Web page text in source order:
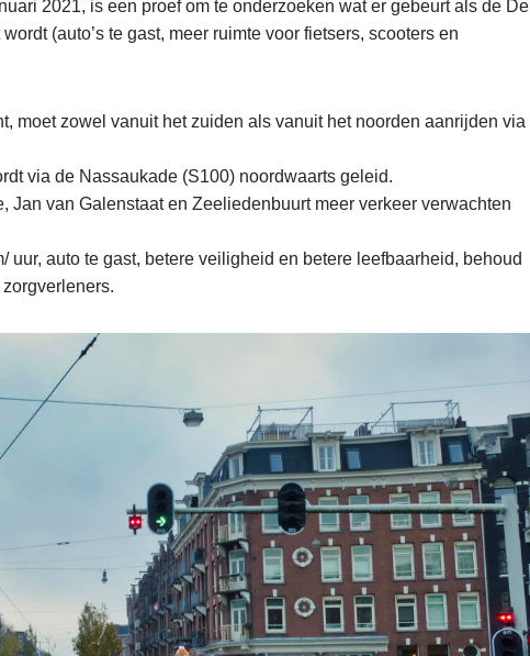
2021, is een proef om te onderzoeken wat er gebeurt als de De
(auto’s te gast, meer ruimte voor fietsers, scooters en
moet zowel vanuit het zuiden als vanuit het noorden aanrijden via
via de Nassaukade (S100) noordwaarts geleid.
van Galenstaat en Zeeliedenbuurt meer verkeer verwachten
auto te gast, betere veiligheid en betere leefbaarheid, behoud